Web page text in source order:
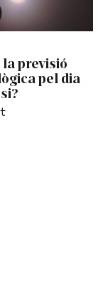
la previsió
pel dia